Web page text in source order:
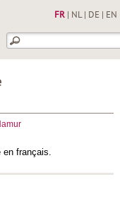
FR| NL| DE EN
en français.